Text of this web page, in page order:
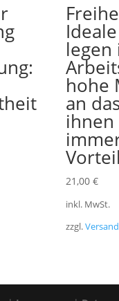
legen
hohe
an
21,00 €
inkl. MwSt.
zzgl.